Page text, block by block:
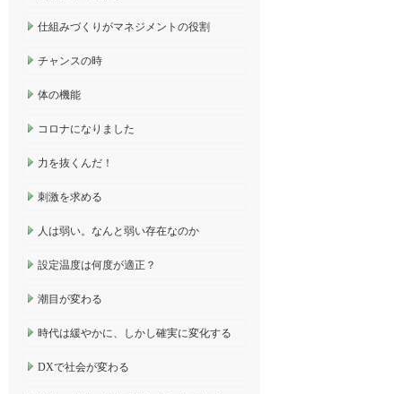
仕組みづくりがマネジメントの役割
チャンスの時
体の機能
コロナになりました
力を抜くんだ！
刺激を求める
人は弱い。なんと弱い存在なのか
設定温度は何度が適正？
潮目が変わる
時代は緩やかに、しかし確実に変化する
DXで社会が変わる